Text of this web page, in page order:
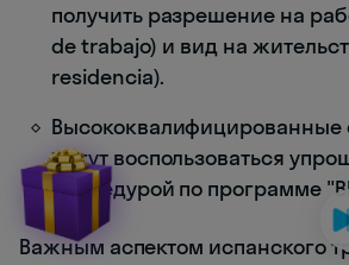
получить разрешение на
de trabajo) и вид на
residencia).
Высококвалифицированные
могут воспользоваться
процедурой по программе
Важным аспектом испанского